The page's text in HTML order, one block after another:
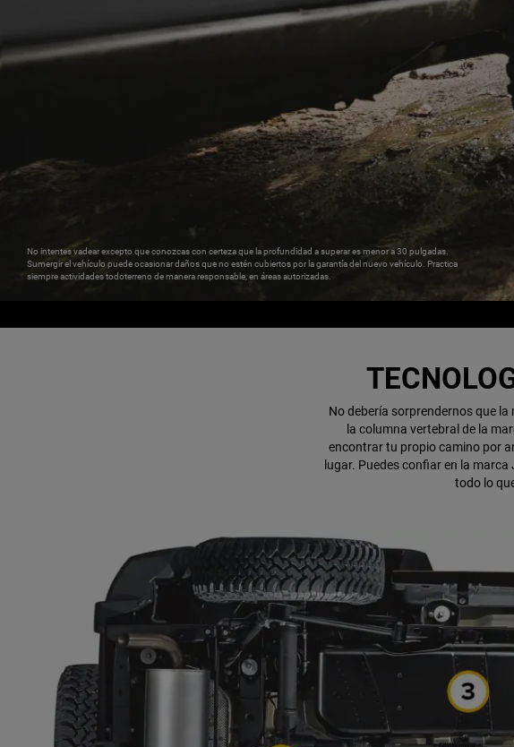
No intentes vadear excepto que conozcas con certeza que la profundidad a superar es menor a 30 pulgadas.
Sumergir el vehículo puede ocasionar daños que no estén cubiertos por la garantía del nuevo vehículo. Practica
siempre actividades todoterreno de manera responsable, en áreas autorizadas.
No debería sorprendernos que la
la columna vertebral de la
encontrar tu propio camino por
lugar. Puedes confiar en la
todo lo